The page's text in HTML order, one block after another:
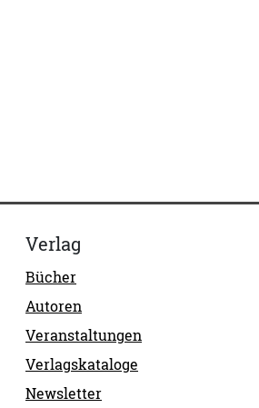
Verlag
Bücher
Autoren
Veranstaltungen
Verlagskataloge
Newsletter